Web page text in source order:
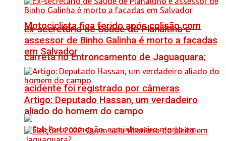
Motociclista fica ferido após colisão com
carreta no Entroncamento de Jaguaquara;
acidente foi registrado por câmeras
Ex-secretário de Saúde de Planaltino e
assessor de Binho Galinha é morto a facadas
em Salvador
Artigo: Deputado Hassan, um verdadeiro
aliado do homem do campo